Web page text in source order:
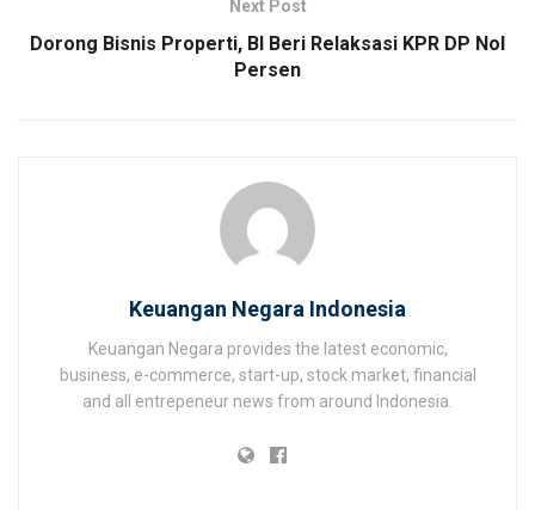
Next Post
Dorong Bisnis Properti, BI Beri Relaksasi KPR DP Nol
Persen
Keuangan Negara Indonesia
Keuangan Negara provides the latest economic,
business, e-commerce, start-up, stock market, financial
and all entrepeneur news from around Indonesia.